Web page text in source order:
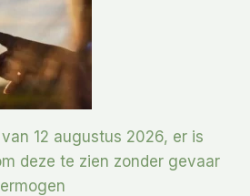
12 augustus 2026, er is
deze te zien zonder gevaar